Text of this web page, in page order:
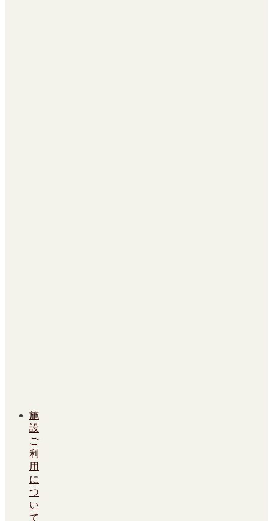
施
設
ご
利
用
に
つ
い
て